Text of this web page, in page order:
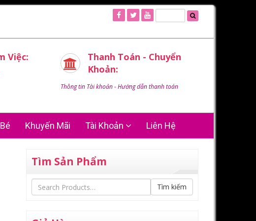
Việc:
Thanh Toán - Chuyển
Khoản:
Thông tin Tài khoản - Hướng dẫn thanh toán
Khuyến Mãi Tài Khoản Liên Hệ
Tìm Sản Phẩm
Tìm kiếm